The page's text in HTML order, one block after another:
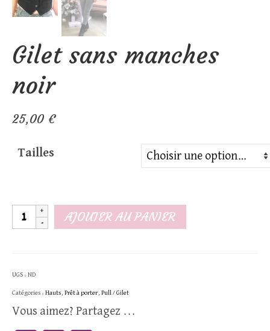
Gilet sans manches
noir
25,00 €
Tailles
quantité
de
AJOUTER AU PANIER
UGS : ND
Catégories : Hauts, Prêt à porter, Pull / Gilet
Vous aimez? Partagez ...